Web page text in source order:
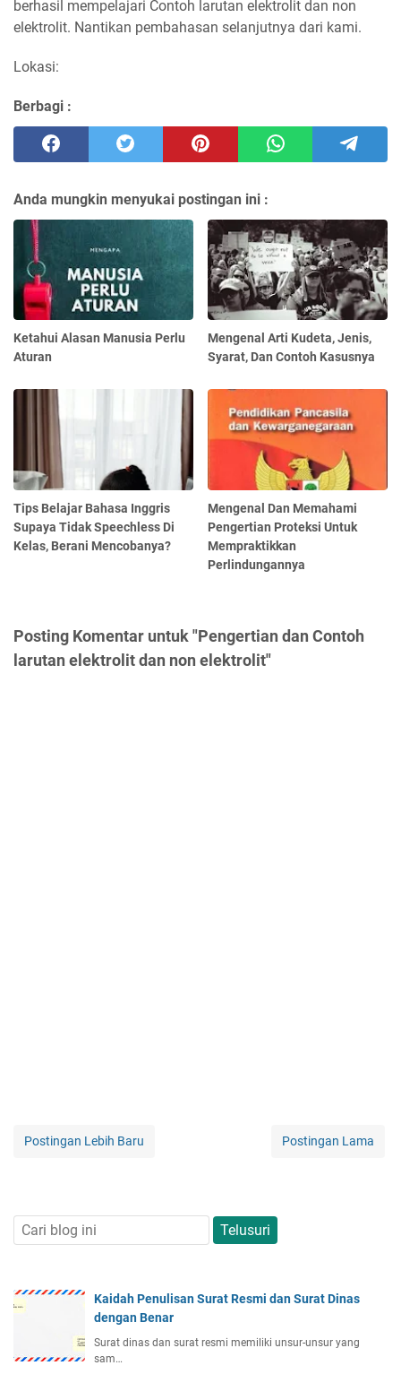
berhasil mempelajari Contoh larutan elektrolit dan non
elektrolit. Nantikan pembahasan selanjutnya dari kami.
Lokasi:
Berbagi :
Anda mungkin menyukai postingan ini :
Ketahui Alasan Manusia Perlu
Aturan
Mengenal Arti Kudeta, Jenis,
Syarat, Dan Contoh Kasusnya
Tips Belajar Bahasa Inggris
Supaya Tidak Speechless Di
Kelas, Berani Mencobanya?
Mengenal Dan Memahami
Pengertian Proteksi Untuk
Mempraktikkan
Perlindungannya
Posting Komentar untuk "Pengertian dan Contoh
larutan elektrolit dan non elektrolit"
Postingan Lebih Baru Postingan Lama
Kaidah Penulisan Surat Resmi dan Surat Dinas
dengan Benar
Surat dinas dan surat resmi memiliki unsur-unsur yang
sam…